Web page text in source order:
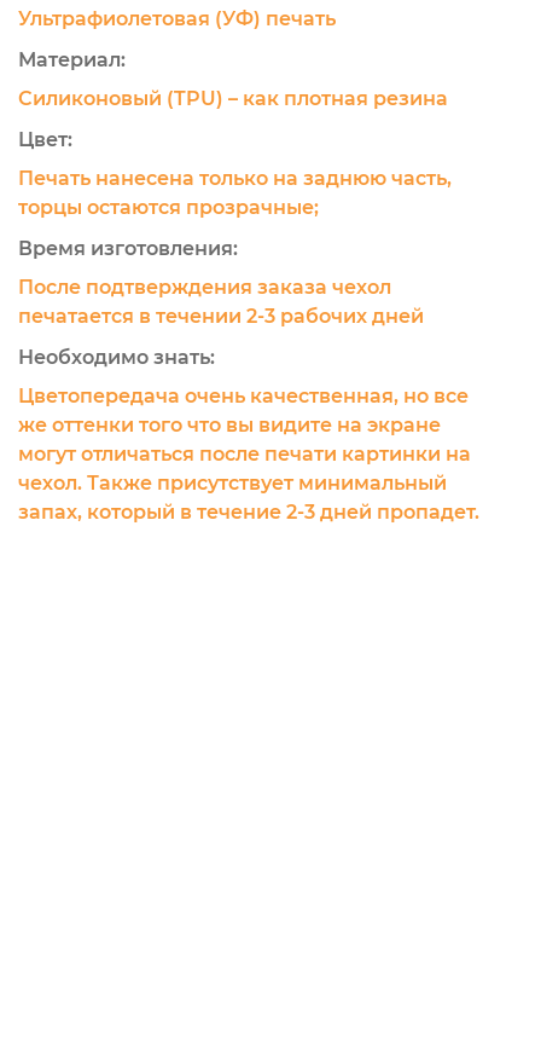
Ультрафиолетовая (УФ) печать
Материал:
Силиконовый (TPU) – как плотная резина
Цвет:
Печать нанесена только на заднюю часть,
торцы остаются прозрачные;
Время изготовления:
После подтверждения заказа чехол
печатается в течении 2-3 рабочих дней
Необходимо знать:
Цветопередача очень качественная, но все
же оттенки того что вы видите на экране
могут отличаться после печати картинки на
чехол. Также присутствует минимальный
запах, который в течение 2-3 дней пропадет.